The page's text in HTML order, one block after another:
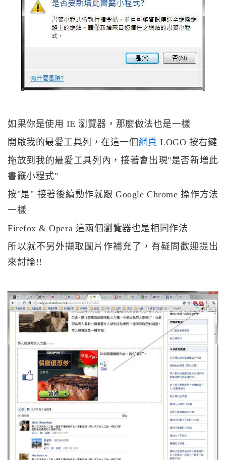
如果你是使用 IE 瀏覽器，那麼做法也是一樣
開啟我的最愛工具列，在這一個網頁 LOGO 按右鍵
拖放到我的最愛工具列內，接著會出現"是否新增此
書籤小程式"
按"是" 接著後續動作就跟 Google Chrome 操作方法
一樣
Firefox & Opera 這兩個瀏覽器也是相同作法
所以就不另外擷取圖片作補充了，有疑問歡迎提出
來討論!!